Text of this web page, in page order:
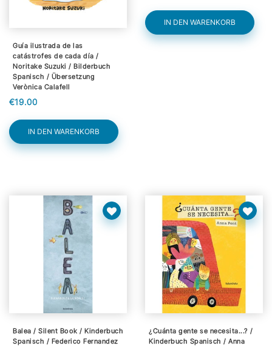
Guía ilustrada de las
catástrofes de cada día /
Noritake Suzuki / Bilderbuch
Spanisch / Übersetzung
Verònica Calafell
€19.00
IN DEN WARENKORB
IN DEN WARENKORB
Balea / Silent Book / Kinderbuch
Spanisch / Federico Fernandez
¿Cuánta gente se necesita...? /
Kinderbuch Spanisch / Anna